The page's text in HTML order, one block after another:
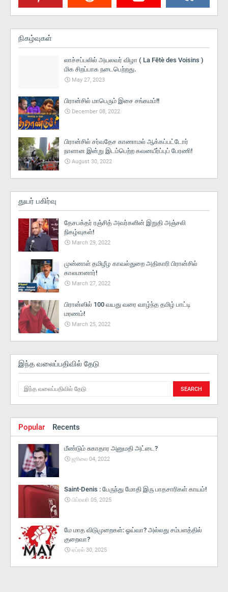
நிகழ்வுகள்
லாச்சப்பலில் அயலவர் விழா ( La Fētè des Voisins )
மிக சிறப்பாக நடைபெற்றது.
May 27, 2023
பிரான்சில் மாபெரும் இசை சங்கமம்!!
December 08, 2022
பிரான்சில் சர்வதேச காணாமல் ஆக்கப்பட்டோர்
நாளான இன்று இடம்பெற்ற கவனயீர்ப்புப் பேரணி!
August 30, 2022
துயர் பகிர்வு
தேசபக்தர் ரஞ்சித் அவர்களின் இறுதி அஞ்சலி
நிகழ்வுகள்!
March 29, 2022
முன்னாள் தமிழீழ காவல்துறை அதிகாரி பிரான்சில்
காலமானார்!
March 27, 2022
பிரான்ஸில் 100 வயது வரை வாழ்ந்த தமிழ் பாட்டி
மரணம்!
March 25, 2022
இந்த வலைப்பதிவில் தேடு
Popular Recents
மீண்டும் சுகாதார அனுமதி அட்டை?
ஜூலை 04, 2022
Saint-Denis : பேருந்து மோதி இரு பாதசாரிகள் காயம்!
பிப்ரவரி 05, 2025
மே மாத விடுமுறைகள்: ஓய்வா? அல்லது சம்பளத்தில்
குறைவா?
ஏப்ரல் 30, 2025